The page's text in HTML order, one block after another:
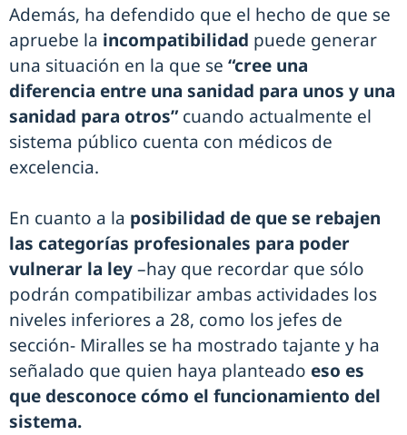
Además, ha defendido que el hecho de que se
apruebe la incompatibilidad puede generar
una situación en la que se “cree una
diferencia entre una sanidad para unos y una
sanidad para otros” cuando actualmente el
sistema público cuenta con médicos de
excelencia.
En cuanto a la posibilidad de que se rebajen
las categorías profesionales para poder
vulnerar la ley–hay que recordar que sólo
podrán compatibilizar ambas actividades los
niveles inferiores a 28, como los jefes de
sección- Miralles se ha mostrado tajante y ha
señalado que quien haya planteado eso es
que desconoce cómo el funcionamiento del
sistema.